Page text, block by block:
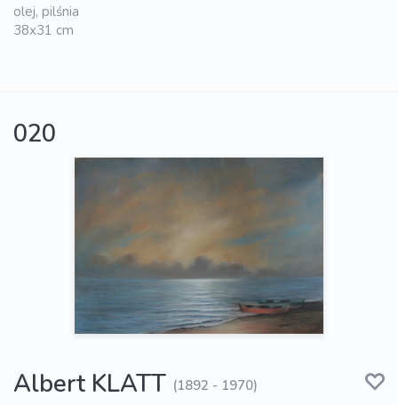
olej, pilśnia
38x31 cm
020
Albert KLATT (1892 - 1970)